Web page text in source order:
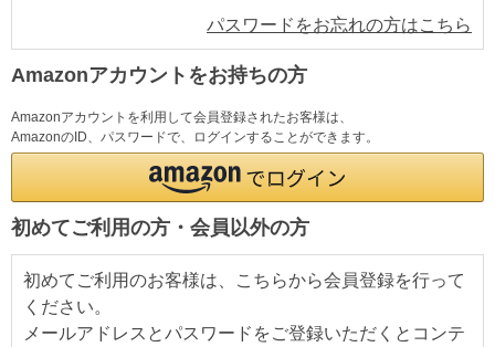
パスワードをお忘れの方はこちら
Amazonアカウントをお持ちの方
Amazonアカウントを利用して会員登録されたお客様は、
AmazonのID、パスワードで、ログインすることができます。
初めてご利用の方・会員以外の方
初めてご利用のお客様は、こちらから会員登録を行って
ください。
メールアドレスとパスワードをご登録いただくとコンテ